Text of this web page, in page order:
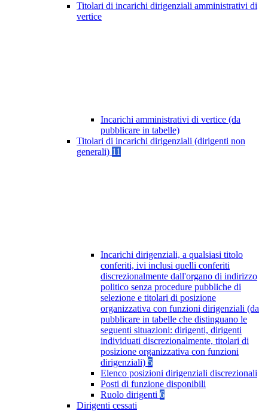
Titolari di incarichi dirigenziali amministrativi di
vertice
Incarichi amministrativi di vertice (da
pubblicare in tabelle)
Titolari di incarichi dirigenziali (dirigenti non
generali) 11
Incarichi dirigenziali, a qualsiasi titolo
conferiti, ivi inclusi quelli conferiti
discrezionalmente dall'organo di indirizzo
politico senza procedure pubbliche di
selezione e titolari di posizione
organizzativa con funzioni dirigenziali (da
pubblicare in tabelle che distinguano le
seguenti situazioni: dirigenti, dirigenti
individuati discrezionalmente, titolari di
posizione organizzativa con funzioni
dirigenziali) 5
Elenco posizioni dirigenziali discrezionali
Posti di funzione disponibili
Ruolo dirigenti 6
Dirigenti cessati